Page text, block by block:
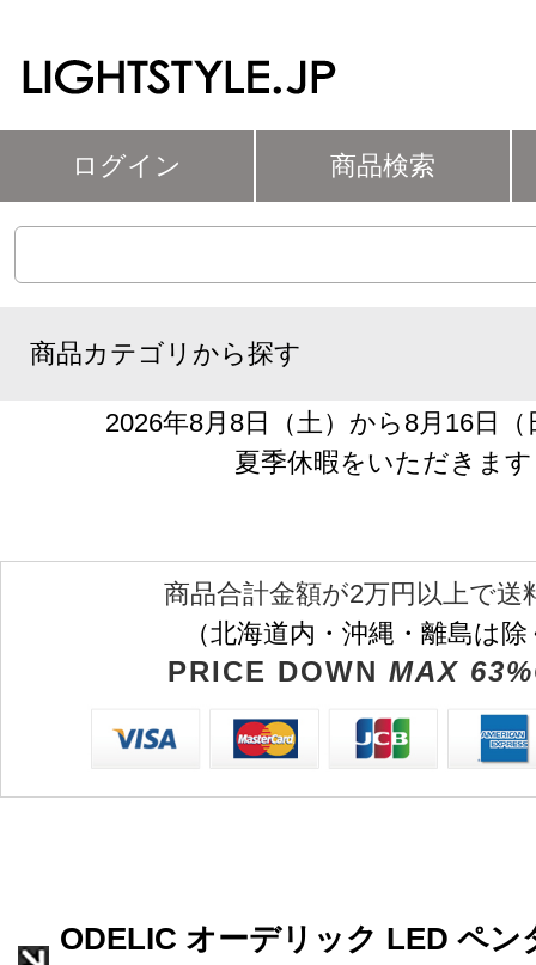
ログイン 商品検索
商品カテゴリから探す
2026年8月8日（土）から8月16日
夏季休暇をいただきます
商品合計金額が2万円以上で送
（北海道内・沖縄・離島は
PRICE DOWN MAX
ODELIC オーデリック LED ペン